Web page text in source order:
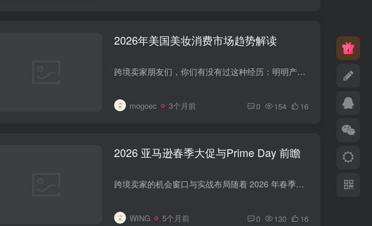
2026年美国美妆消费市场趋势解读
跨境卖家朋友们，你们有没有过这种经历：明明产品在亚马逊和TikTok Shop上架了，定价也很有竞争力，可美国买家一搜“适合敏感肌的护肤推荐”，AI直接甩出几款竞品，你的流量和订单就这么悄无声...
mogoec 3个月前 0 154 16
2026 亚马逊春季大促与Prime Day 前瞻
跨境卖家的机会窗口与实战布局随着 2026 年春季消费季启动，亚马逊平台的春季折扣与即将到来的 Prime Day 预热活动，正在成为全球电商市场的重要流量入口。对于跨境卖家而言，这不仅是一场零售...
WING 5个月前 0 130 16